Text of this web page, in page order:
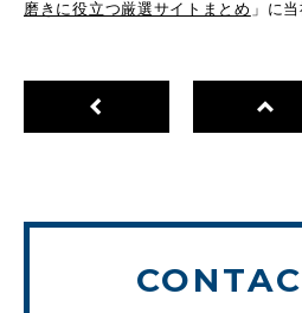
磨きに役立つ厳選サイトまとめ 」に